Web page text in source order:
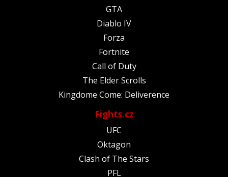
GTA
Diablo IV
Forza
Fortnite
Call of Duty
The Elder Scrolls
Kingdome Come: Deliverence
Fights.cz
UFC
Oktagon
Clash of The Stars
PFL